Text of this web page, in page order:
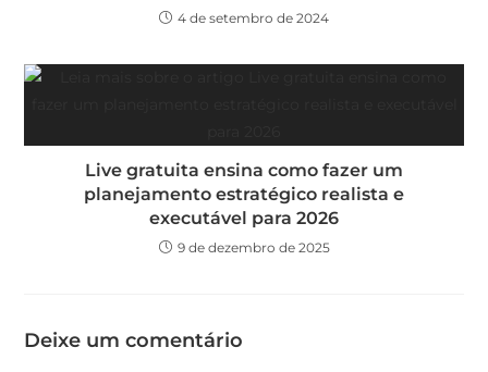
4 de setembro de 2024
Live gratuita ensina como fazer um
planejamento estratégico realista e
executável para 2026
9 de dezembro de 2025
Deixe um comentário